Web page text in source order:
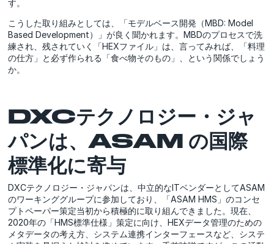
す。
こうした取り組みとしては、「モデルベース開発（MBD: Model
Based Development）」が良く聞かれます。MBDのプロセスで洗
練され、残されていく「HEXファイル」は、言ってみれば、「料理
の仕方」と必ず作られる「食べ物そのもの」、という関係でしょう
か。
DXCテクノロジー・ジャ
パンは、ASAM の国際
標準化に寄与
DXCテクノロジー・ジャパンは、中立的なITベンダーとしてASAM
のワーキンググループに参加しており、「ASAM HMS」のコンセ
プトペーパー策定当初から積極的に取り組んできました。現在、
2020年の「HMS標準仕様」策定に向け、HEXデータ管理のための
メタデータの考え方、システム連携インターフェースなど、システ